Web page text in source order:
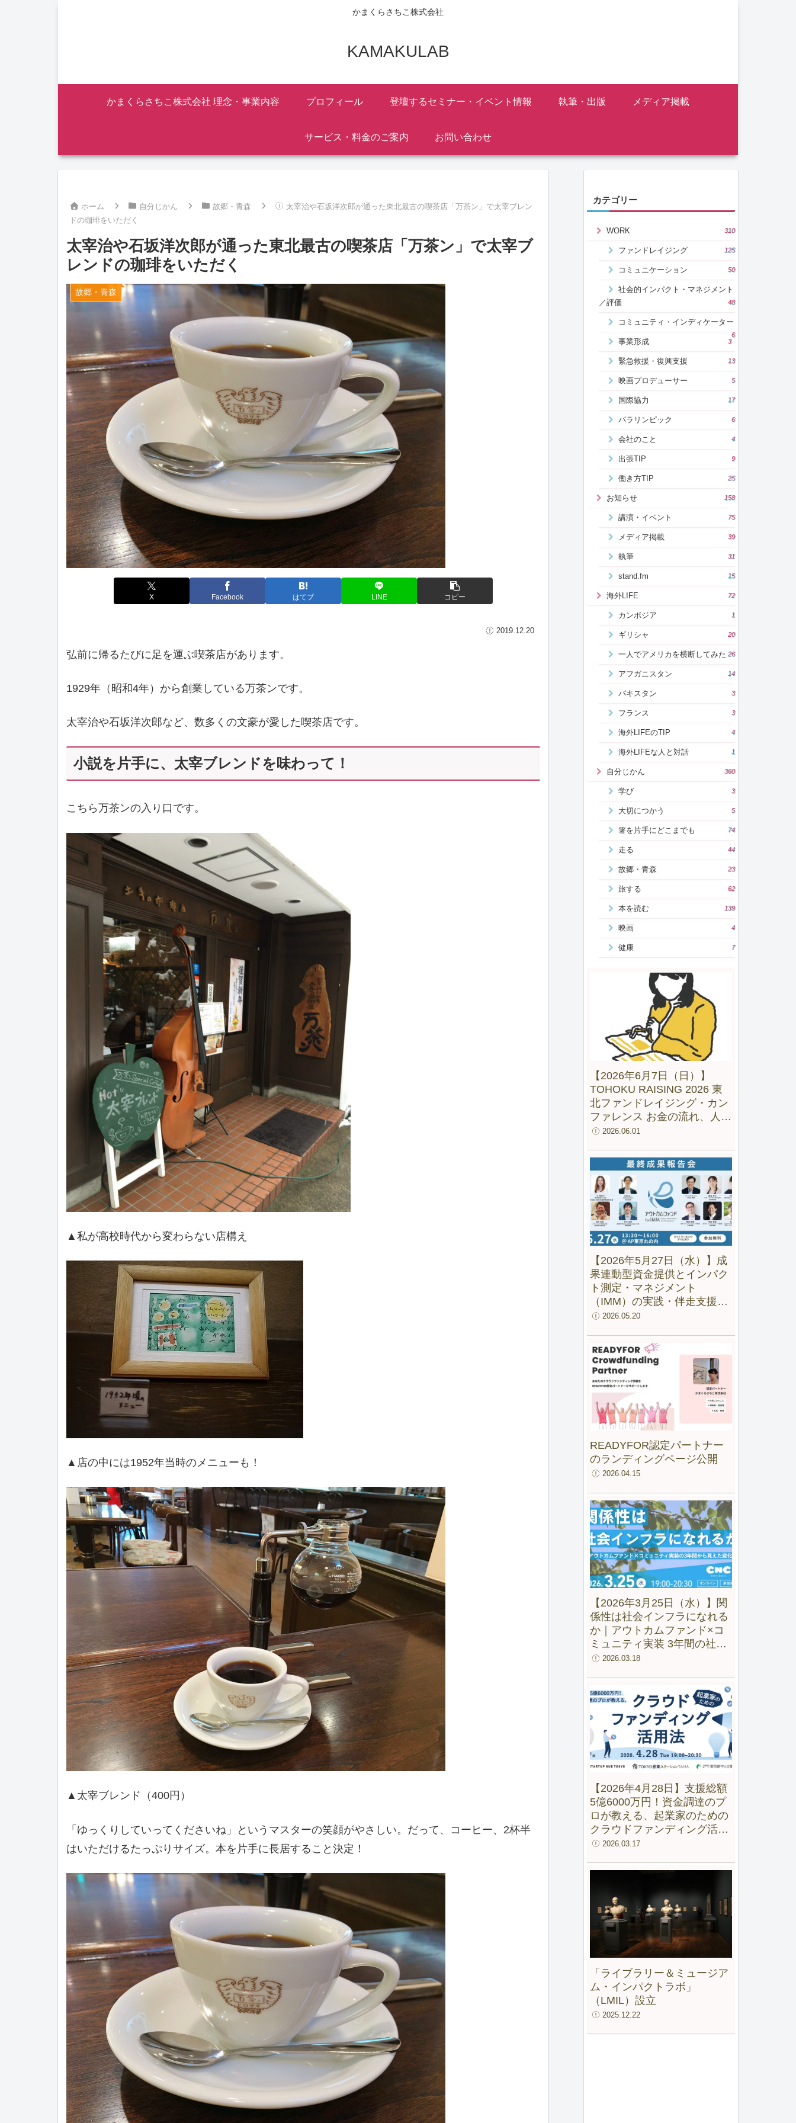
かまくらさちこ株式会社
KAMAKULAB
かまくらさちこ株式会社 理念・事業内容 プロフィール 登壇するセミナー・イベント情報 執筆・出版 メディア掲載
サービス・料金のご案内 お問い合わせ
ホーム 自分じかん 故郷・青森
太宰治や石坂洋次郎が通った東北最古の喫茶店「万茶ン」で太宰ブレン
ドの珈琲をいただく
太宰治や石坂洋次郎が通った東北最古の喫茶店「万茶ン」で太宰ブ
レンドの珈琲をいただく
故郷・青森
X Facebook はてブ LINE コピー
2019.12.20
弘前に帰るたびに足を運ぶ喫茶店があります。
1929年（昭和4年）から創業している万茶ンです。
太宰治や石坂洋次郎など、数多くの文豪が愛した喫茶店です。
小説を片手に、太宰ブレンドを味わって！
こちら万茶ンの入り口です。
▲私が高校時代から変わらない店構え
▲店の中には1952年当時のメニューも！
▲太宰ブレンド（400円）
「ゆっくりしていってくださいね」というマスターの笑顔がやさしい。だって、コーヒー、2杯半
はいただけるたっぷりサイズ。本を片手に長居すること決定！
カテゴリー
WORK 310
ファンドレイジング 125
コミュニケーション 50
社会的インパクト・マネジメント
／評価
48
コミュニティ・インディケーター
6
事業形成 3
緊急救援・復興支援 13
映画プロデューサー 5
国際協力 17
パラリンピック 6
会社のこと 4
出張TIP 9
働き方TIP 25
お知らせ 158
講演・イベント 75
メディア掲載 39
執筆 31
stand.fm 15
海外LIFE 72
カンボジア 1
ギリシャ 20
一人でアメリカを横断してみた 26
アフガニスタン 14
パキスタン 3
フランス 3
海外LIFEのTIP 4
海外LIFEな人と対話 1
自分じかん 360
学び 3
大切につかう 5
箸を片手にどこまでも 74
走る 44
故郷・青森 23
旅する 62
本を読む 139
映画 4
健康 7
【2026年6月7日（日）】
TOHOKU RAISING 2026 東
北ファンドレイジング・カン
ファレンス お金の流れ、人の
流れ、地域の未来をつくる
2026.06.01
【2026年5月27日（水）】成
果連動型資金提供とインパク
ト測定・マネジメント
（IMM）の実践・伴走支援の
成果と可能性ー 「アウトカム
2026.05.20
READYFOR認定パートナー
のランディングページ公開
2026.04.15
【2026年3月25日（水）】関
係性は社会インフラになれる
か｜アウトカムファンド×コ
ミュニティ実装 3年間の社会
実験から見えた変化
2026.03.18
【2026年4月28日】支援総額
5億6000万円！資金調達のプ
ロが教える、起業家のための
クラウドファンディング活用
法【録画配信あり】
2026.03.17
「ライブラリー＆ミュージア
ム・インパクトラボ」
（LMIL）設立
2025.12.22